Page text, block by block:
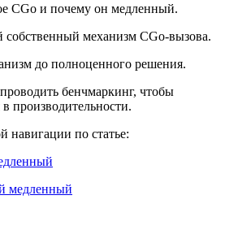
CGo и почему он медленный.
собственный механизм CGo-вызова.
до полноценного решения.
бенчмаркинг, чтобы
производительности.
навигации по статье:
медленный